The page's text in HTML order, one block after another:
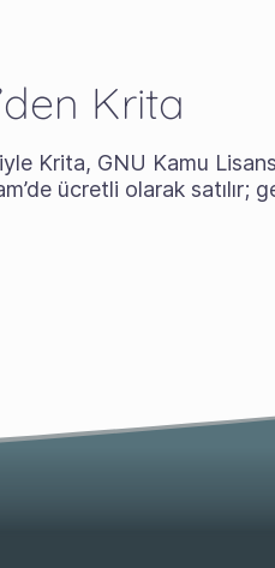
Krita
Krita, GNU Kamu
ücretli olarak satılır;